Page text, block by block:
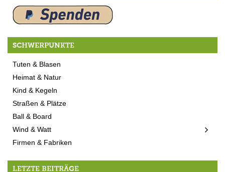
SCHWERPUNKTE
Tuten & Blasen
Heimat & Natur
Kind & Kegeln
Straßen & Plätze
Ball & Board
Wind & Watt
Firmen & Fabriken
LETZTE BEITRÄGE